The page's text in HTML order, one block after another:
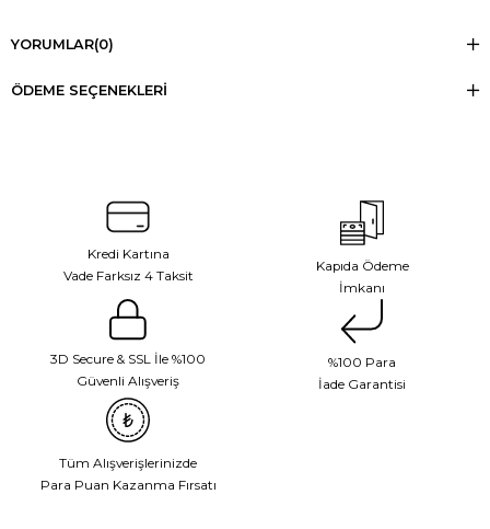
YORUMLAR(0)
ÖDEME SEÇENEKLERI
Kredi Kartına
Vade Farksız 4 Taksit
Kapıda Ödeme
İmkanı
3D Secure & SSL İle %100
Güvenli Alışveriş
%100 Para
İade Garantisi
Tüm Alışverişlerinizde
Para Puan Kazanma Fırsatı